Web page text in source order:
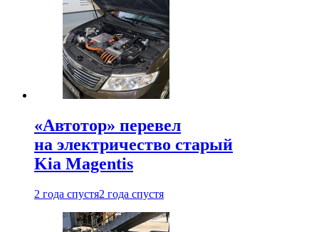
«Автотор» перевел
на электричество старый
Kia Magentis
2 года спустя2 года спустя